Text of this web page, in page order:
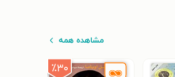
مشاهده همه
٪۳۰